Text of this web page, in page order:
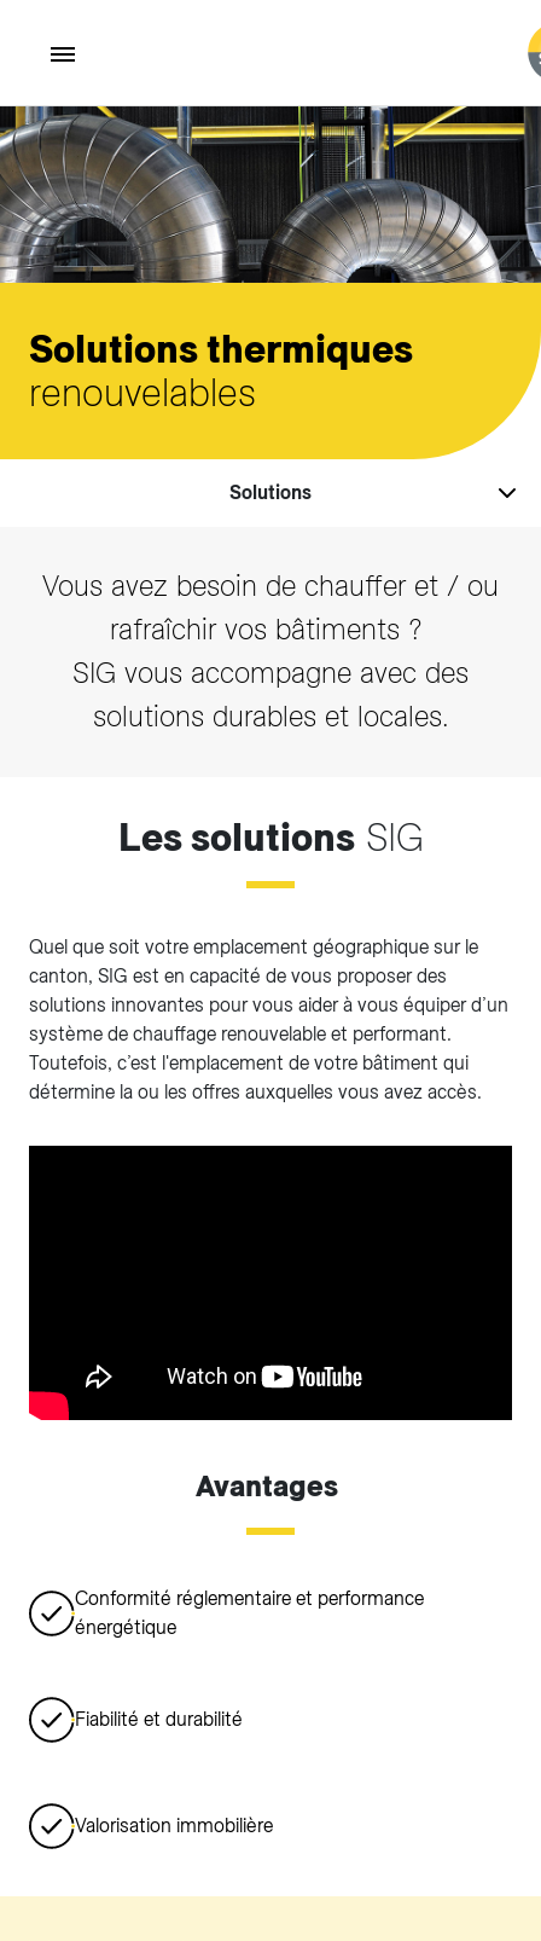
Aller au contenu principal
Solutions thermiques
renouvelables
Solutions
Vous avez besoin de chauffer et / ou
rafraîchir vos bâtiments ?
SIG vous accompagne avec des
solutions durables et locales.
Les solutionsSIG
Quel que soit votre emplacement géographique sur le
canton, SIG est en capacité de vous proposer des
solutions innovantes pour vous aider à vous équiper d’un
système de chauffage renouvelable et performant.
Toutefois, c’est l'emplacement de votre bâtiment qui
détermine la ou les offres auxquelles vous avez accès.
Avantages
Conformité réglementaire et performance
énergétique
Fiabilité et durabilité
Valorisation immobilière